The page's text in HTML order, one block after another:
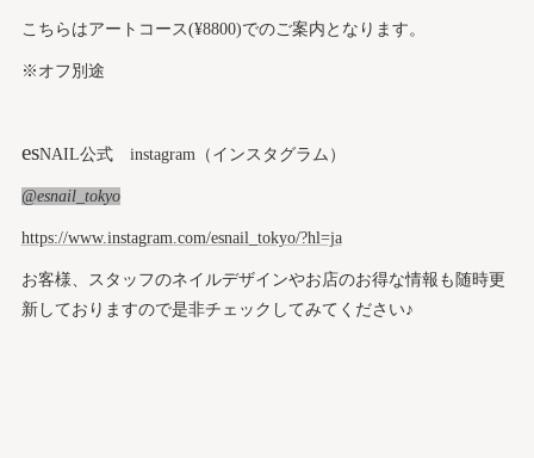
こちらはアートコース(¥8800)でのご案内となります。
※オフ別途
esNAIL公式 instagram（インスタグラム）
@esnail_tokyo
https://www.instagram.com/esnail_tokyo/?hl=ja
お客様、スタッフのネイルデザインやお店のお得な情報も随時更
新しておりますので是非チェックしてみてください♪